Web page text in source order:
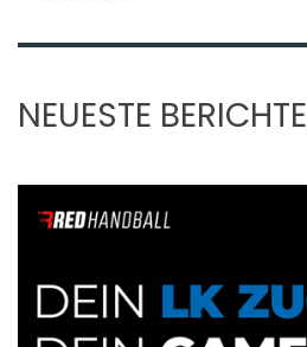
NEUESTE BERICHTE